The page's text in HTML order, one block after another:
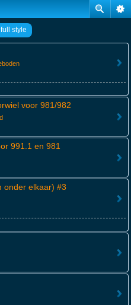
style
voor 981/982
991.1 en 981
onder elkaar) #3